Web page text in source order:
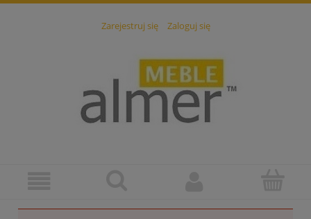
Zarejestruj się Zaloguj się